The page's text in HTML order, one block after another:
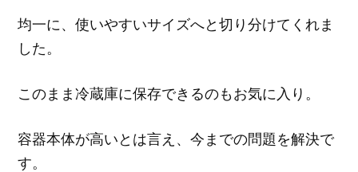
均一に、使いやすいサイズへと切り分けてくれま
した。
このまま冷蔵庫に保存できるのもお気に入り。
容器本体が高いとは言え、今までの問題を解決で
す。